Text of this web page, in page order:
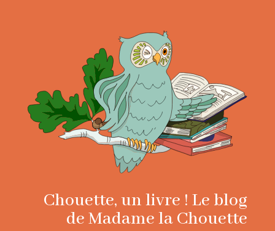
Chouette, un livre ! Le blog
de Madame la Chouette